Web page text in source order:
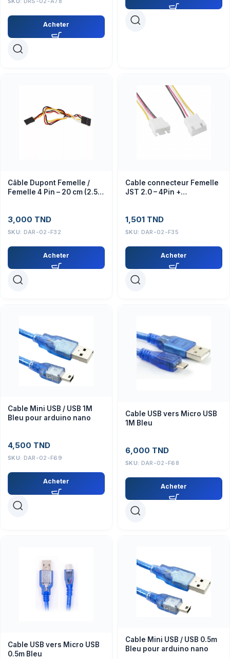
Acheter
Câble Dupont Femelle /
Femelle 4 Pin – 20 cm (2.54
3,000 TND
SKU: DAR-02-F32
Acheter
Cable connecteur Femelle
JST 2.0 – 4Pin +
1,501 TND
SKU: DAR-02-F35
Acheter
Cable Mini USB / USB 1M
Bleu pour arduino nano
4,500 TND
SKU: DAR-02-F69
Acheter
Cable USB vers Micro USB
1M Bleu
6,000 TND
SKU: DAR-02-F68
Acheter
Cable USB vers Micro USB
0.5m Bleu
Cable Mini USB / USB 0.5m
Bleu pour arduino nano